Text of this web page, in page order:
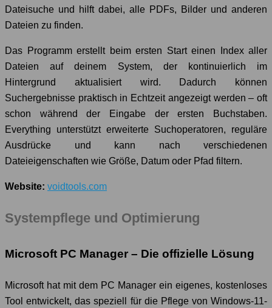
Dateisuche und hilft dabei, alle PDFs, Bilder und anderen
Dateien zu finden.
Das Programm erstellt beim ersten Start einen Index aller
Dateien auf deinem System, der kontinuierlich im
Hintergrund aktualisiert wird. Dadurch können
Suchergebnisse praktisch in Echtzeit angezeigt werden – oft
schon während der Eingabe der ersten Buchstaben.
Everything unterstützt erweiterte Suchoperatoren, reguläre
Ausdrücke und kann nach verschiedenen
Dateieigenschaften wie Größe, Datum oder Pfad filtern.
Website: voidtools.com
Systempflege und Optimierung
Microsoft PC Manager – Die offizielle Lösung
Microsoft hat mit dem PC Manager ein eigenes, kostenloses
Tool entwickelt, das speziell für die Pflege von Windows-11-